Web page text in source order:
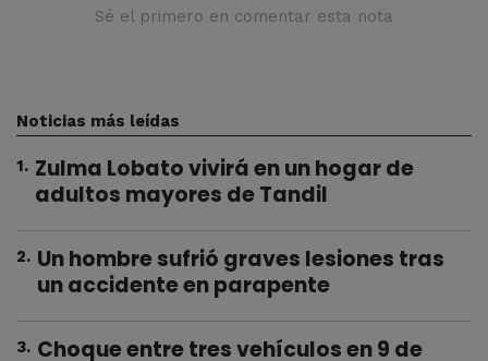
Sé el primero en comentar esta nota
Noticias más leídas
1. Zulma Lobato vivirá en un hogar de
adultos mayores de Tandil
2. Un hombre sufrió graves lesiones tras
un accidente en parapente
3. Choque entre tres vehículos en 9 de